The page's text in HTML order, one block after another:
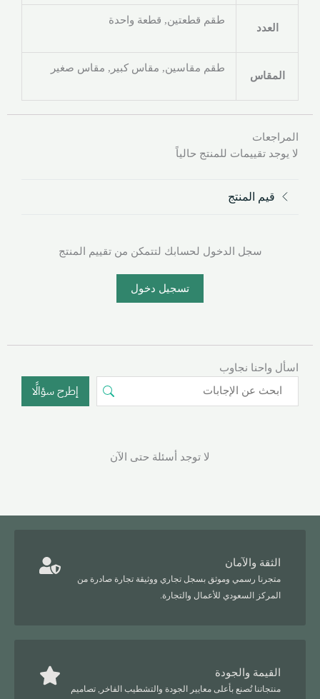
العدد
طقم قطعتين, قطعة واحدة
المقاس
طقم مقاسين, مقاس كبير, مقاس صغير
المراجعات
لا يوجد تقييمات للمنتج حالياً
قيم المنتج
سجل الدخول لحسابك لتتمكن من تقييم المنتج
تسجيل دخول
اسأل واحنا نجاوب
إطرح سؤالًا
لا توجد أسئلة حتى الآن
الثقة والآمان
متجرنا رسمي وموثق بسجل تجاري ووثيقة تجارة صادرة من
المركز السعودي للأعمال والتجارة.
القيمة والجودة
منتجاتنا تُصنع بأعلى معايير الجودة والتشطيب الفاخر, تصاميم